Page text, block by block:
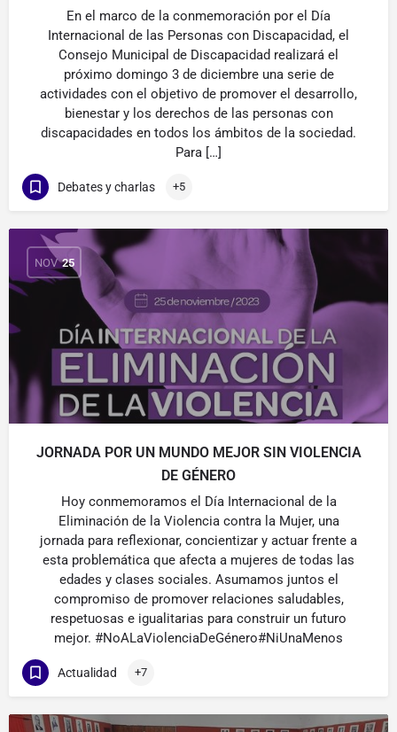
En el marco de la conmemoración por el Día
Internacional de las Personas con Discapacidad, el
Consejo Municipal de Discapacidad realizará el
próximo domingo 3 de diciembre una serie de
actividades con el objetivo de promover el desarrollo,
bienestar y los derechos de las personas con
discapacidades en todos los ámbitos de la sociedad.
Para […]
Debates y charlas +5
NOV 25
JORNADA POR UN MUNDO MEJOR SIN VIOLENCIA
DE GÉNERO
Hoy conmemoramos el Día Internacional de la
Eliminación de la Violencia contra la Mujer, una
jornada para reflexionar, concientizar y actuar frente a
esta problemática que afecta a mujeres de todas las
edades y clases sociales. Asumamos juntos el
compromiso de promover relaciones saludables,
respetuosas e igualitarias para construir un futuro
mejor. #NoALaViolenciaDeGénero#NiUnaMenos
Actualidad +7